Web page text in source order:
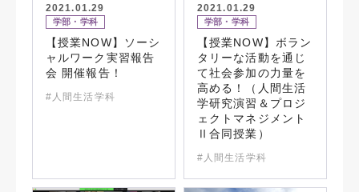
2021.01.29
学部・学科
【授業NOW】ソーシ
ャルワーク実習報告
会 開催報告！
#人間生活学科
2021.01.29
学部・学科
【授業NOW】ボラン
タリーな活動を通じ
て社会参加の力量を
高める！（人間生活
学研究演習＆プロジ
ェクトマネジメント
Ⅱ合同授業）
#人間生活学科